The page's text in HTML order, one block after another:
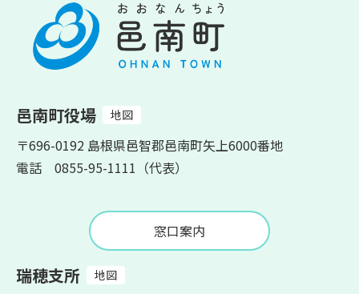
邑南町役場 地図
〒696-0192 島根県邑智郡邑南町矢上6000番地
電話 0855-95-1111（代表）
窓口案内
瑞穂支所 地図